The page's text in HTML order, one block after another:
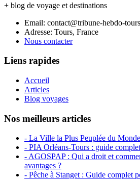
+ blog de voyage et destinations
Email: contact@tribune-hebdo-
Adresse: Tours, France
Nous contacter
Liens rapides
Accueil
Articles
Blog voyages
Nos meilleurs articles
- La Ville la Plus Peuplée du
- PIA Orléans-Tours : guide
- AGOSPAP : Qui a droit et
avantages ?
- Pêche à Stanget : Guide complet